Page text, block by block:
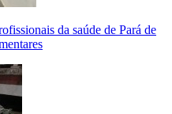
da saúde de Pará de